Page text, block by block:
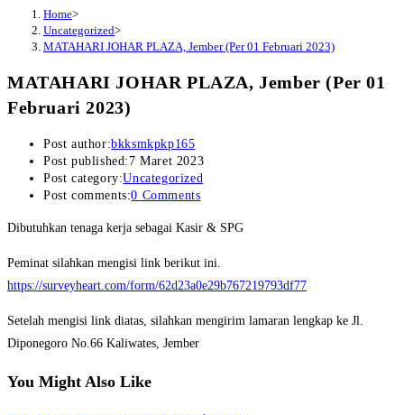
Home>
Uncategorized>
MATAHARI JOHAR PLAZA, Jember (Per 01 Februari 2023)
MATAHARI JOHAR PLAZA, Jember (Per 01
Februari 2023)
Post author:bkksmkpkp165
Post published: 7 Maret 2023
Post category:Uncategorized
Post comments:0 Comments
Dibutuhkan tenaga kerja sebagai Kasir & SPG
Peminat silahkan mengisi link berikut ini.
https://surveyheart.com/form/62d23a0e29b767219793df77
Setelah mengisi link diatas, silahkan mengirim lamaran lengkap ke Jl.
Diponegoro No.66 Kaliwates, Jember
You Might Also Like